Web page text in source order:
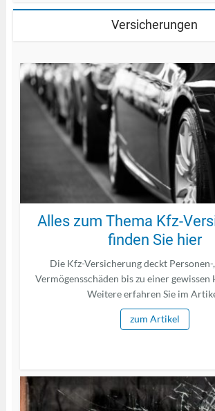
Versicherungen
Alles zum Thema Kfz-
finden Sie hier
Die Kfz-Versicherung deckt Personen-
Vermögensschäden bis zu einer gewissen
Weitere erfahren Sie im
zum Artikel